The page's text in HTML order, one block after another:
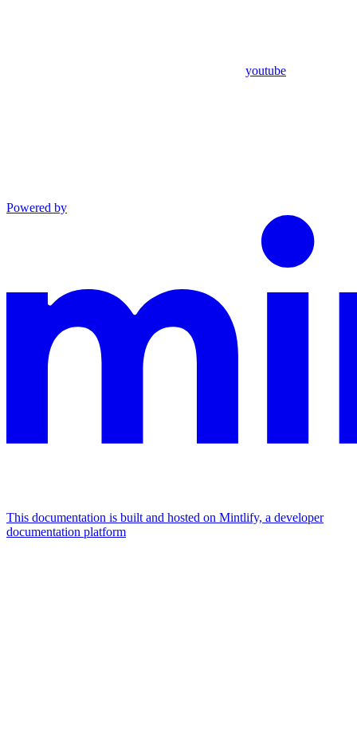
youtube
Powered by
This documentation is built and hosted on Mintlify, a developer
documentation platform